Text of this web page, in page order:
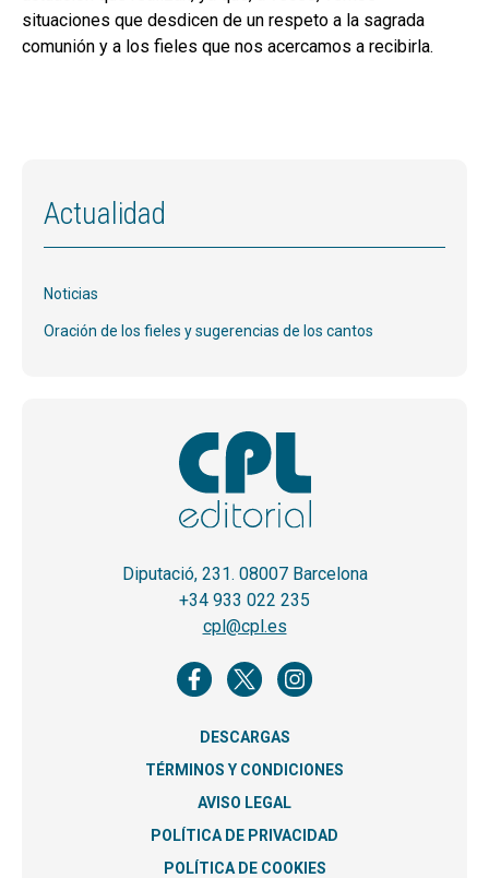
situaciones que desdicen de un respeto a la sagrada
comunión y a los fieles que nos acercamos a recibirla.
Actualidad
Noticias
Oración de los fieles y sugerencias de los cantos
Diputació, 231. 08007 Barcelona
+34 933 022 235
cpl@cpl.es
DESCARGAS
TÉRMINOS Y CONDICIONES
AVISO LEGAL
POLÍTICA DE PRIVACIDAD
POLÍTICA DE COOKIES